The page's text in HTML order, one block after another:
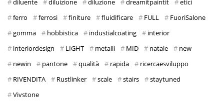
diluente
diluizione diluzione dreamitpaintit
etici
ferro
ferrosi finiture fluidificare FULL
FuoriSalone
gomma
hobbistica industialcoating
interior
interiordesign
LIGHT metalli MID natale
new
newin
pantone qualità rapida
ricercaesviluppo
RIVENDITA
Rustlinker scale stairs
staytuned
Vivstone